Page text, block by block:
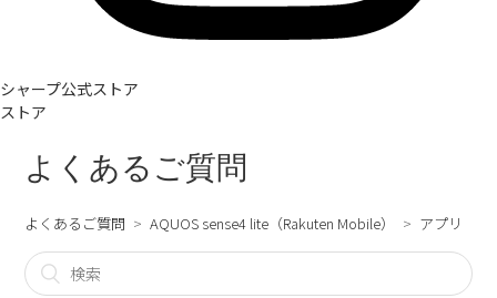
シャープ公式ストア
ストア
よくあるご質問
よくあるご質問 AQUOS sense4 lite（Rakuten Mobile） アプリ